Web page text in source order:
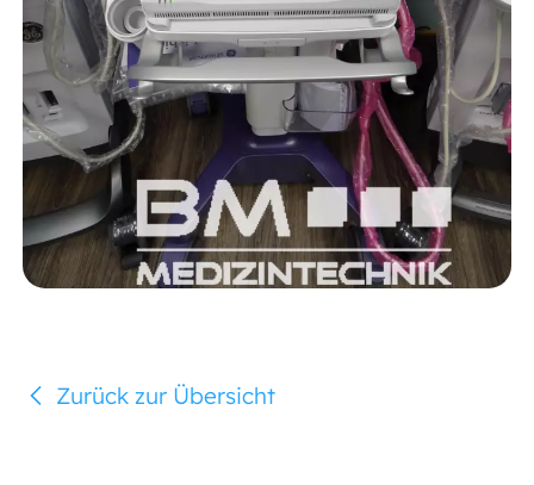
Zurück zur Übersicht